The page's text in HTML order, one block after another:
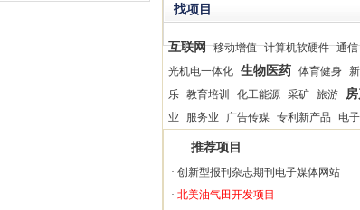
找项目
互联网 移动增值 计算机软硬件 通信
光机电一体化 生物医药 体育健身
乐 教育培训 化工能源 采矿 旅游
业
服务业 广告传媒 专利新产品 电
推荐项目
· 创新型报刊杂志期刊电子媒体网站
· 北美油气田开发项目